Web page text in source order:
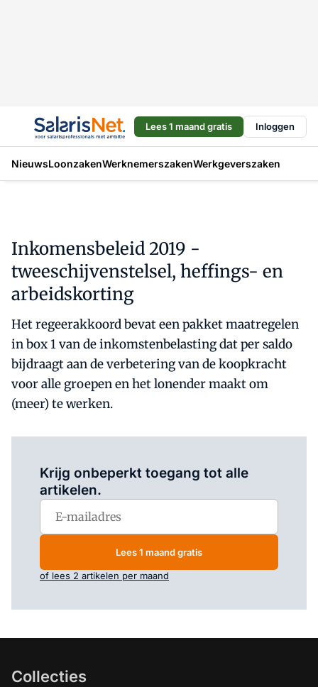
Lees 1 maand gratis Inloggen
NieuwsLoonzakenWerknemerszakenWerkgeverszaken
Inkomensbeleid 2019 -
tweeschijvenstelsel, heffings- en
arbeidskorting
Het regeerakkoord bevat een pakket maatregelen
in box 1 van de inkomstenbelasting dat per saldo
bijdraagt aan de verbetering van de koopkracht
voor alle groepen en het lonender maakt om
(meer) te werken.
Krijg onbeperkt toegang tot alle
artikelen.
Lees 1 maand gratis
of lees 2 artikelen per maand
Collecties